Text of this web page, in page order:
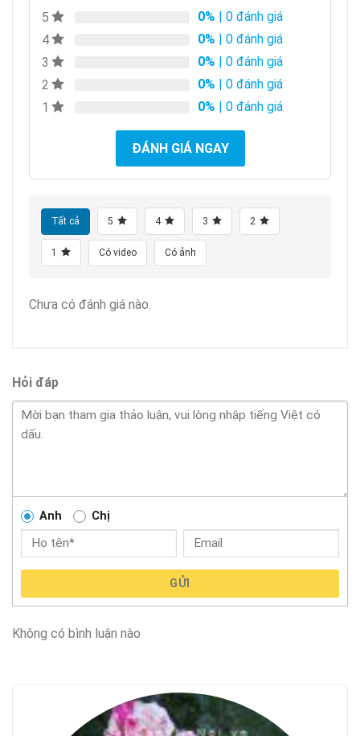
5 0% | 0 đánh giá
4
0% | 0 đánh giá
3
0% | 0 đánh giá
2
0% | 0 đánh giá
1
0% | 0 đánh giá
ĐÁNH GIÁ NGAY
Tất cả 5 4 3 2
1 Có video Có ảnh
Chưa có đánh giá nào.
Hỏi đáp
Anh Chị
GỬI
Không có bình luận nào